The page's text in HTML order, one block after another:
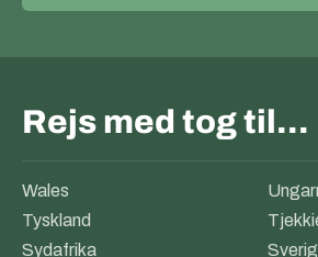
Rejs med tog til…
Wales
Tyskland
Sydafrika